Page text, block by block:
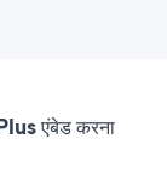
एंबेड करना